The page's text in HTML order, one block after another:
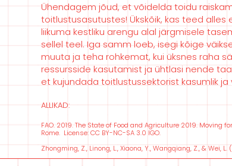
Ühendagem jõud, et võidelda toidu
toitlustusasutustes! Ükskõik, kas teed alles
liikuma kestliku arengu alal järgmisele
sellel teel. Iga samm loeb, isegi kõige
muuta ja teha rohkemat, kui üksnes raha
ressursside kasutamist ja ühtlasi nende
et kujundada toitlustussektorist kasumlik ja
ALLIKAD:
FAO. 2019. The State of Food and Agriculture 2019. Moving
Rome. License: CC BY-NC-SA 3.0 IGO.
Zhongming, Z., Linong, L., Xiaona, Y., Wangqiang, Z., & Wei,